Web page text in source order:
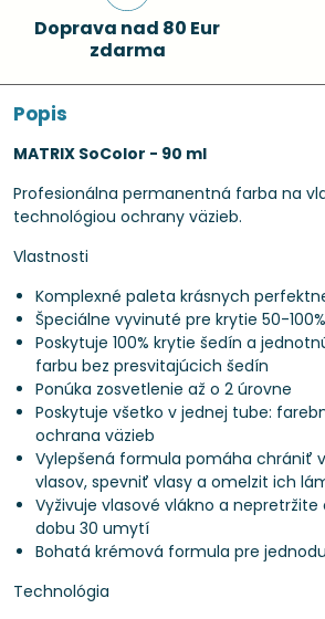
Doprava nad 80 Eur
zdarma
Popis
MATRIX SoColor - 90 ml
Profesionálna permanentná farba na
technológiou ochrany väzieb.
Vlastnosti
Komplexné paleta krásnych
Špeciálne vyvinuté pre krytie 50-
Poskytuje 100% krytie šedín a
farbu bez presvitajúcich šedín
Ponúka zosvetlenie až o 2 úrovne
Poskytuje všetko v jednej tube:
ochrana väzieb
Vylepšená formula pomáha chrániť
vlasov, spevniť vlasy a omelzit ich
Vyživuje vlasové vlákno a
dobu 30 umytí
Bohatá krémová formula pre
Technológia